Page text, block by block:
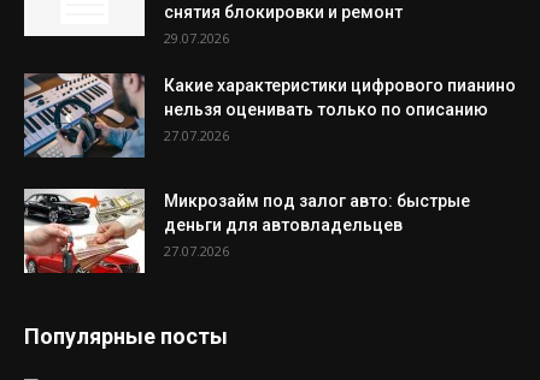
снятия блокировки и ремонт
29.07.2026
Какие характеристики цифрового пианино
нельзя оценивать только по описанию
27.07.2026
Микрозайм под залог авто: быстрые
деньги для автовладельцев
27.07.2026
Популярные посты